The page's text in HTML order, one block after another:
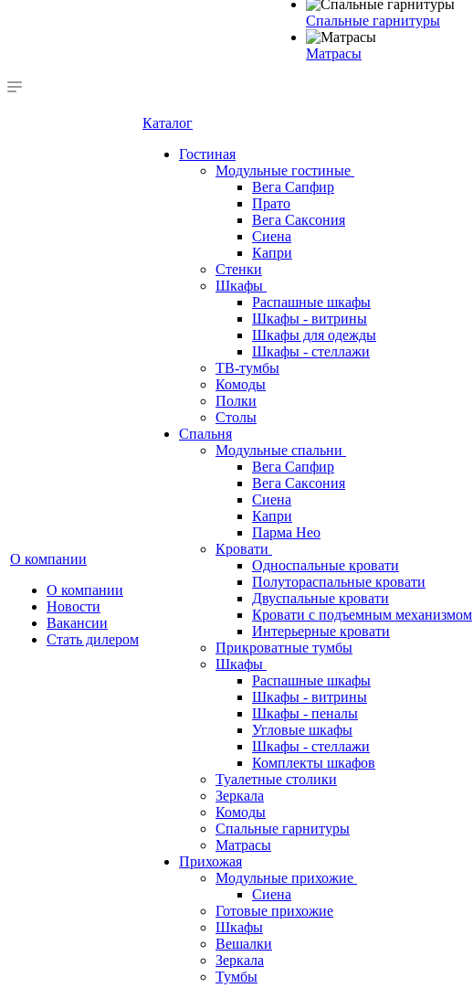
Спальные гарнитуры
Матрасы
О компании
О компании
Новости
Вакансии
Стать дилером
Каталог
Гостиная
Модульные гостиные
Вега Сапфир
Прато
Вега Саксония
Сиена
Капри
Стенки
Шкафы
Распашные шкафы
Шкафы - витрины
Шкафы для одежды
Шкафы - стеллажи
ТВ-тумбы
Комоды
Полки
Столы
Спальня
Модульные спальни
Вега Сапфир
Вега Саксония
Сиена
Капри
Парма Нео
Кровати
Односпальные кровати
Полутораспальные кровати
Двуспальные кровати
Кровати с подъемным механизмом
Интерьерные кровати
Прикроватные тумбы
Шкафы
Распашные шкафы
Шкафы - витрины
Шкафы - пеналы
Угловые шкафы
Шкафы - стеллажи
Комплекты шкафов
Туалетные столики
Зеркала
Комоды
Спальные гарнитуры
Матрасы
Прихожая
Модульные прихожие
Сиена
Готовые прихожие
Шкафы
Вешалки
Зеркала
Тумбы